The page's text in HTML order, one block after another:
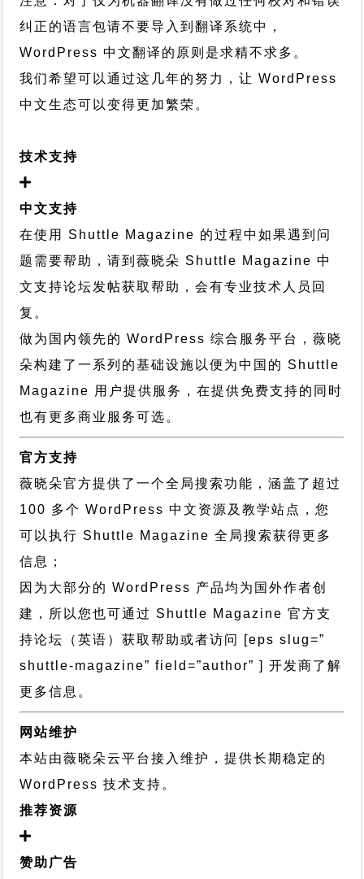
纠正的语言包请不要导入到翻译系统中，
WordPress 中文翻译的原则 是求精不求多。
我们希望可以通过这几年的努力，让 WordPress
中文生态可以变得更加繁荣。
技术支持
中文支持
在使用 Shuttle Magazine 的过程中如果遇到问
题需要帮助，请到薇晓朵 Shuttle Magazine 中
文支持论坛发帖获取帮助，会有专业技术人员回
复。
做为国内领先的 WordPress 综合服务平台，薇晓
朵构建了一系列的基础设施以便为中国的 Shuttle
Magazine 用户提供服务，在提供免费支持的同时
也有更多商业服务可选。
官方支持
薇晓朵官方提供了一个全局搜索功能，涵盖了超过
100 多个 WordPress 中文资源及教学站点，您
可以执行 Shuttle Magazine 全局搜索获得更多
信息；
因为大部分的 WordPress 产品均为国外作者创
建，所以您也可通过 Shuttle Magazine 官方支
持论坛
（英语）获取帮助或者访问 [eps slug=”
shuttle-magazine” field=”author” ] 开发商了解
更多信息。
网站维护
本站由薇晓朵云平台接入维护，提供长期稳定的
WordPress 技术支持 。
推荐资源
赞助广告